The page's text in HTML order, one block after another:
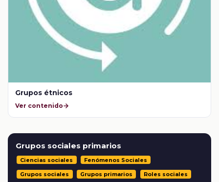
Grupos étnicos
Ver contenido
Grupos sociales primarios
Ciencias sociales Fenómenos Sociales
Grupos sociales Grupos primarios Roles sociales